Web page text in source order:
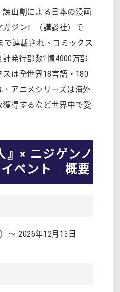
諫山創による日本の漫画
ジン』（講談社）で
で連載され、コミックス
発行部数1憶4000万部
は全世界18言語・180
アニメシリーズは海外
得するなど世界中で愛
』× ニジゲンノ
イベント 概要
～ 2026年12月13日